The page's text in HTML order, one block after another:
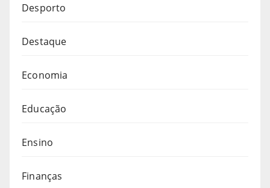
Desporto
Destaque
Economia
Educação
Ensino
Finanças